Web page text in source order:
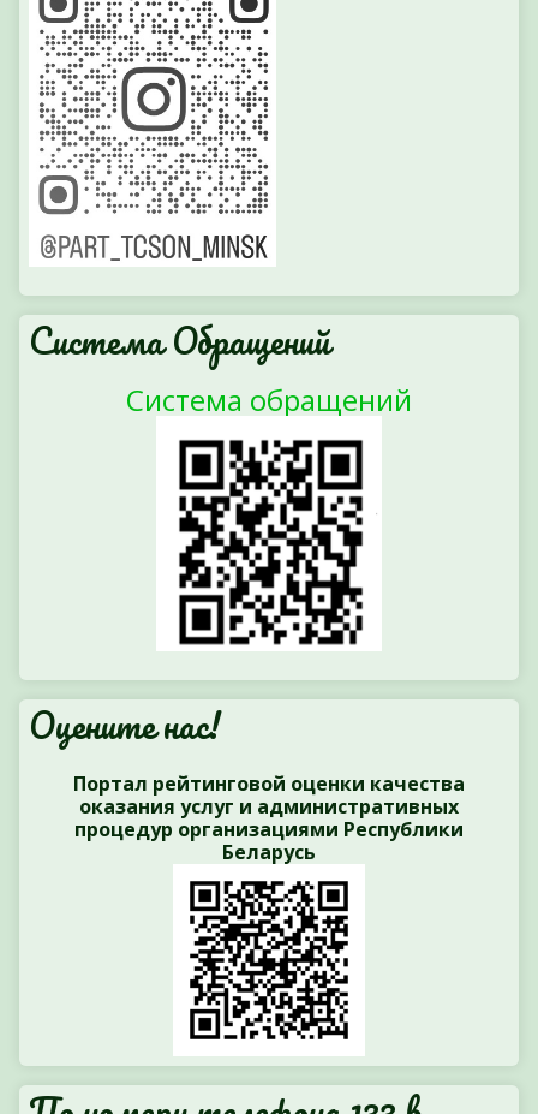
Система Обращений
Система обращений
Оцените нас!
Портал рейтинговой оценки качества
оказания услуг и административных
процедур организациями Республики
Беларусь